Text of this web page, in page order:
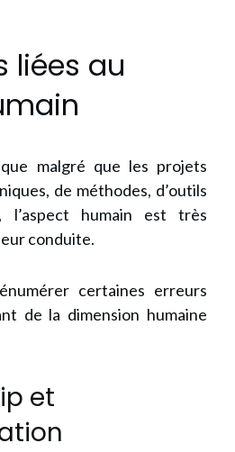
liées au
malgré que les projets
de méthodes, d’outils
l’aspect humain est très
conduite.
certaines erreurs
de la dimension humaine
et